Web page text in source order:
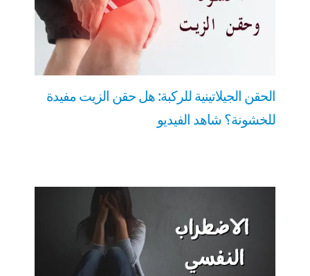
الحقن الجيلاتينية للركبة: هل حقن الزيت مفيدة
للخشونة؟ شاهد الفيديو